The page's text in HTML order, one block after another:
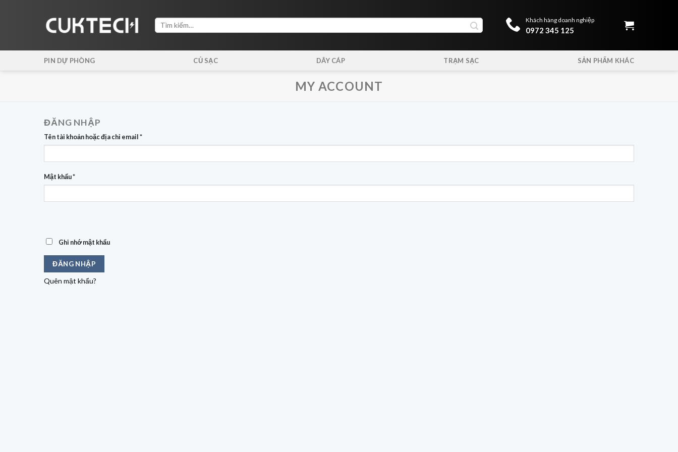
Tìm
kiếm:
Khách hàng doanh nghiệp
0972 345 125
PIN DỰ PHÒNG CỦ SẠC DÂY CÁP TRẠM SẠC SẢN PHẨM KHÁC
MY ACCOUNT
ĐĂNG NHẬP
Tên tài khoản hoặc địa chỉ email *
Mật khẩu*
Ghi nhớ mật khẩu
ĐĂNG NHẬP
Quên mật khẩu?